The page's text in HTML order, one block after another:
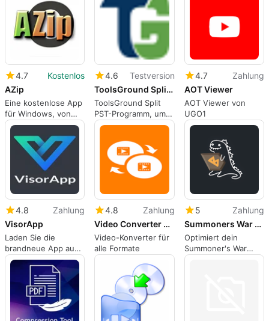
4.7
Kostenlos
AZip
Eine kostenlose App
für Windows, von
Gdemont.
4.6
Testversion
ToolsGround Split Outlook PST
ToolsGround Split
PST-Programm, um
große PST-Dateien
PST-Dateien
aufzuteilen.
4.7
Zahlung
AOT Viewer
AOT Viewer von
UGO1
4.8
Zahlung
VisorApp
Laden Sie die
brandneue App aus
dem App Store
herunter.
4.8
Zahlung
Video Converter Any Formats
Video-Konverter für
alle Formate
5
Zahlung
Summoners War Optimizer Pro
Optimiert dein
Summoner's War
Erlebnis.